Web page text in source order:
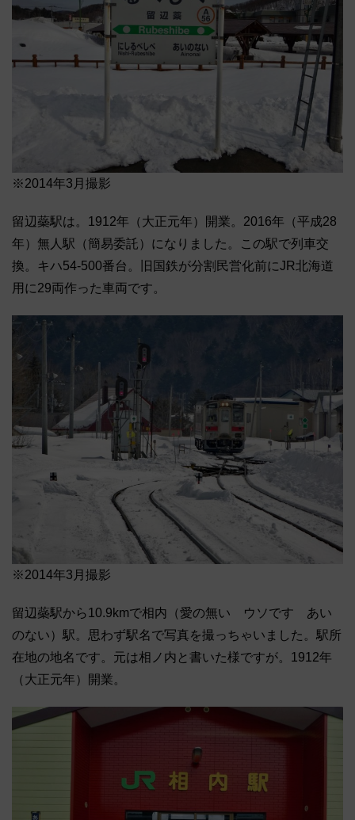
※2014年3月撮影
留辺蘂駅は。1912年（大正元年）開業。2016年（平成28
年）無人駅（簡易委託）になりました。この駅で列車交
換。キハ54-500番台。旧国鉄が分割民営化前にJR北海道
用に29両作った車両です。
※2014年3月撮影
留辺蘂駅から10.9kmで相内（愛の無い ウソです あい
のない）駅。思わず駅名で写真を撮っちゃいました。駅所
在地の地名です。元は相ノ内と書いた様ですが。1912年
（大正元年）開業。